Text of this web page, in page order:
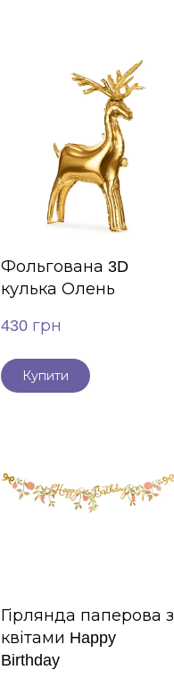
Фольгована 3D
кулька Олень
430 грн
Купити
Гірлянда паперова з
квітами Happy
Birthday